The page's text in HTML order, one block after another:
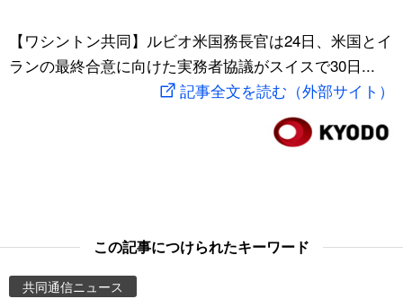
文化
動画/Live
スポーツ・東京2020
【ワシントン共同】ルビオ米国務長官は24日、米国とイ
ランの最終合意に向けた実務者協議がスイスで30日...
記事全文を読む（外部サイト）
この記事につけられたキーワード
共同通信ニュース